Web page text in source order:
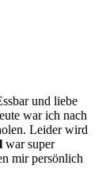
und liebe
war ich nach
Leider wird
war super
mir persönlich